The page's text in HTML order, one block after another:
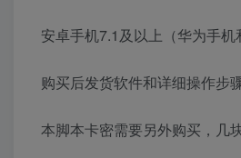
安卓手机7.1及以上（华为手机
购买后发货软件和详细操作步
本脚本卡密需要另外购买，几